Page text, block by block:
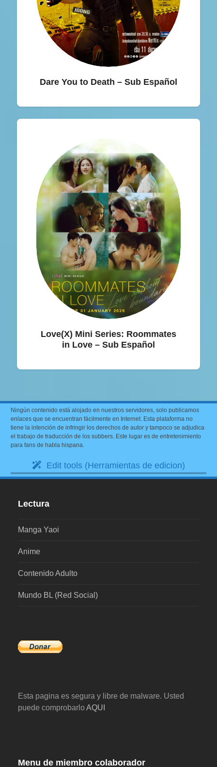
Dare You to Death – Sub Español
Love(X) Mini Series: Roommates
in Love – Sub Español
Ningún contenido está alojado en nuestros servidores, solo publicamos
enlaces que se encuentran fácilmente en Internet. Esta plataforma no
tiene la intención de infringir los derechos de autor y tampoco se adjudica
el trabajo de traducción de los subbers. Este lugar es de entretenimiento
para fans de habla hispana.
Edit tools (Herramientas de edicion)
Lectura
Manga Yaoi
Anime
Contenido Adulto
Mundo BL (Red Social)
Esta pagina es segura y libre de malware. Usted
puede comprobarloAQUI
Menu de miembro colaborador